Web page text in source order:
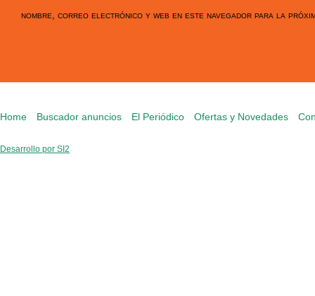
nombre, correo electrónico y web en este navegador para la
Home Buscador anuncios El Periódico Ofertas y Novedades
Desarrollo por SI2